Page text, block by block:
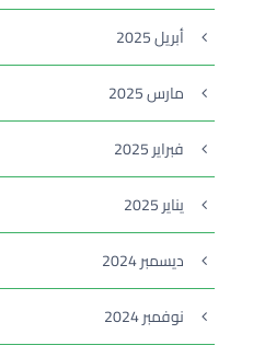
أبريل 2025
مارس 2025
فبراير 2025
يناير 2025
ديسمبر 2024
نوفمبر 2024